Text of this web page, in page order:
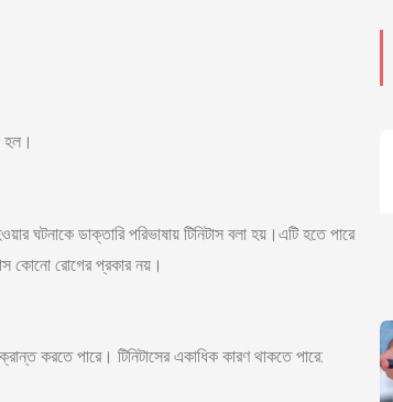
হল।
ঘটনাকে ডাক্তারি পরিভাষায় টিনিটাস বলা হয়।এটি হতে পারে
কোনো রোগের প্রকার নয়।
করতে পারে। টিনিটাসের একাধিক কারণ থাকতে পারে: